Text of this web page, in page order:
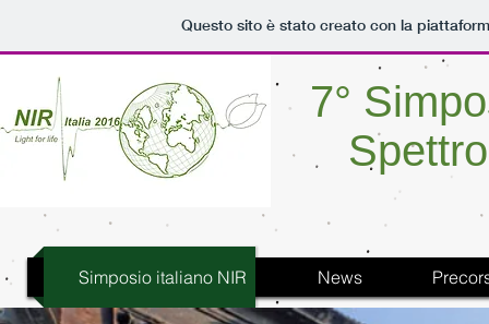
Questo sito è stato creato con la
7°
Simposio italiano NIR News